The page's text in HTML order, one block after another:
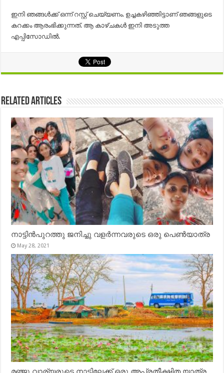
ഇനി ഞങ്ങള്‍ക്ക് ഒന്ന് റസ്റ്റ്‌ ചെയ്യണം. ഉച്ചകഴിഞ്ഞിട്ടാണ് ഞങ്ങളുടെ
കറക്കം ആരംഭിക്കുന്നത്. ആ കാഴ്ചകള്‍ ഇനി അടുത്ത
എപ്പിസോഡില്‍.
Related Articles
നാട്ടിൻപുറത്തു ജനിച്ചു വളർന്നവരുടെ ഒരു പെൺയാത്ര
May 28, 2021